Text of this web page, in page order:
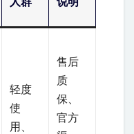
轻度
使
用、
售后
质
保、
官方